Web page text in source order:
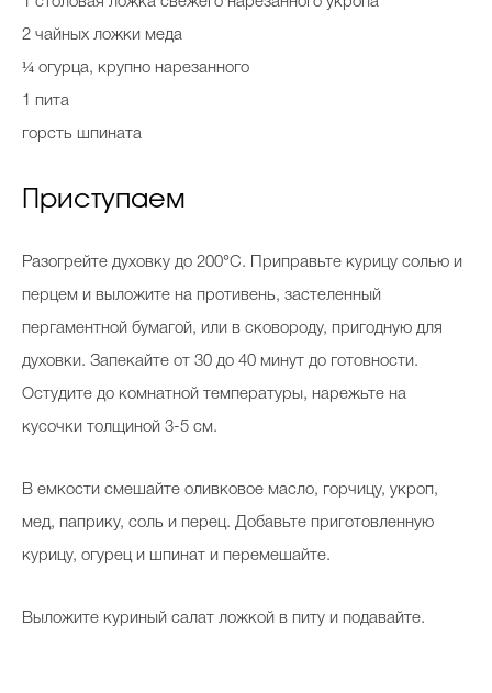
2 чайных ложки меда
¼ огурца, крупно нарезанного
1 пита
горсть шпината
Приступаем
Разогрейте духовку до 200°С. Приправьте курицу солью и
перцем и выложите на противень, застеленный
пергаментной бумагой, или в сковороду, пригодную для
духовки. Запекайте от 30 до 40 минут до готовности.
Остудите до комнатной температуры, нарежьте на
кусочки толщиной 3-5 см.
В емкости смешайте оливковое масло, горчицу, укроп,
мед, паприку, соль и перец. Добавьте приготовленную
курицу, огурец и шпинат и перемешайте.
Выложите куриный салат ложкой в питу и подавайте.